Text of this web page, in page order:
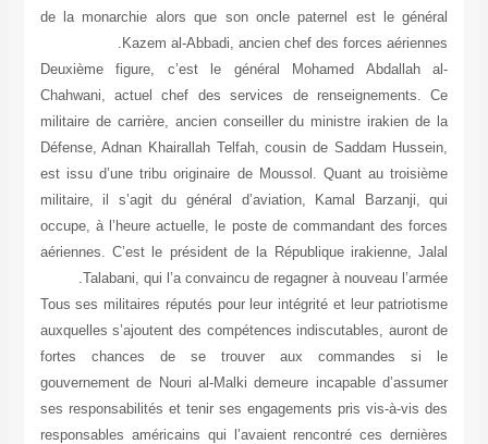
de la monarchie alors que son oncle paternel est le général
Kazem al-Abbadi, ancien chef des forces aériennes.
Deuxième figure, c’est le général Mohamed Abdallah al-
Chahwani, actuel chef des services de renseignements. Ce
militaire de carrière, ancien conseiller du ministre irakien de la
Défense, Adnan Khairallah Telfah, cousin de Saddam Hussein,
est issu d’une tribu originaire de Moussol. Quant au troisième
militaire, il s’agit du général d’aviation, Kamal Barzanji, qui
occupe, à l’heure actuelle, le poste de commandant des forces
aériennes. C’est le président de la République irakienne, Jalal
Talabani, qui l’a convaincu de regagner à nouveau l’armée.
Tous ses militaires réputés pour leur intégrité et leur patriotisme
auxquelles s’ajoutent des compétences indiscutables, auront de
fortes chances de se trouver aux commandes si le
gouvernement de Nouri al-Malki demeure incapable d’assumer
ses responsabilités et tenir ses engagements pris vis-à-vis des
responsables américains qui l’avaient rencontré ces dernières